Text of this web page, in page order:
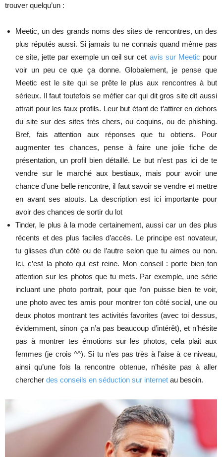
trouver quelqu’un :
Meetic, un des grands noms des sites de rencontres, un des
plus réputés aussi. Si jamais tu ne connais quand même pas
ce site, jette par exemple un œil sur cet avis sur Meetic pour
voir un peu ce que ça donne. Globalement, je pense que
Meetic est le site qui se prête le plus aux rencontres à but
sérieux. Il faut toutefois se méfier car qui dit gros site dit aussi
attrait pour les faux profils. Leur but étant de t’attirer en dehors
du site sur des sites très chers, ou coquins, ou de phishing.
Bref, fais attention aux réponses que tu obtiens. Pour
augmenter tes chances, pense à faire une jolie fiche de
présentation, un profil bien détaillé. Le but n’est pas ici de te
vendre sur le marché aux bestiaux, mais pour avoir une
chance d’une belle rencontre, il faut savoir se vendre et mettre
en avant ses atouts. La description est ici importante pour
avoir des chances de sortir du lot
Tinder, le plus à la mode certainement, aussi car un des plus
récents et des plus faciles d’accès. Le principe est novateur,
tu glisses d’un côté ou de l’autre selon que tu aimes ou non.
Ici, c’est la photo qui est reine. Mon conseil : porte bien ton
attention sur les photos que tu mets. Par exemple, une série
incluant une photo portrait, pour que l’on puisse bien te voir,
une photo avec tes amis pour montrer ton côté social, une ou
deux photos montrant tes activités favorites (avec toi dessus,
évidemment, sinon ça n’a pas beaucoup d’intérêt), et n’hésite
pas à montrer tes émotions sur les photos, cela plait aux
femmes (je crois ^^). Si tu n’es pas très à l’aise à ce niveau,
ainsi qu’une fois la rencontre obtenue, n’hésite pas à aller
chercher des conseils en séduction sur internet au besoin.